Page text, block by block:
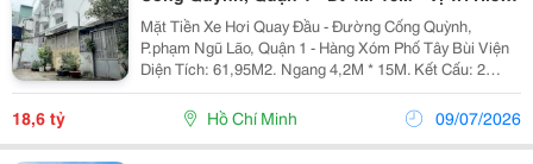
Bán
Mặt Tiền Xe Hơi Quay Đầu - Đường Cống Quỳnh,
P.phạm Ngũ Lão, Quận 1 - Hàng Xóm Phố Tây Bùi Viện
Diện Tích: 61,95M2. Ngang 4,2M * 15M. Kết Cấu: 2
Tầng - Thuận Tiện Chủ Mới Về Xây Theo Công Năng Sử
Dụng. Ngay Siêu Thị Cống Quỳnh, Bệnh Viện Từ Dũ,...
18,6 tỷ Hồ Chí Minh 09/07/2026